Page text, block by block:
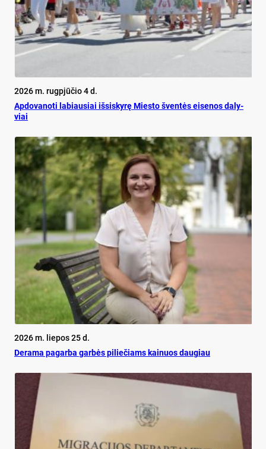
2026 m. rugpjūčio 4 d.
Ap­do­va­no­ti la­biau­siai iš­si­sky­rę Mies­to šven­tės ei­se­nos da­ly­
viai
2026 m. liepos 25 d.
De­ra­ma pa­gar­ba gar­bės pi­lie­čiams kai­nuos dau­giau